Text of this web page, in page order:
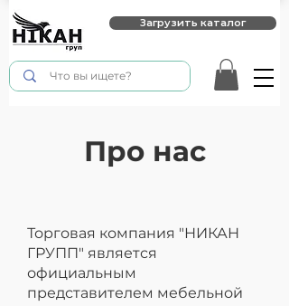
Загрузить каталог
Про нас
Торговая компания "НИКАН
ГРУПП" является
официальным
представителем мебельной